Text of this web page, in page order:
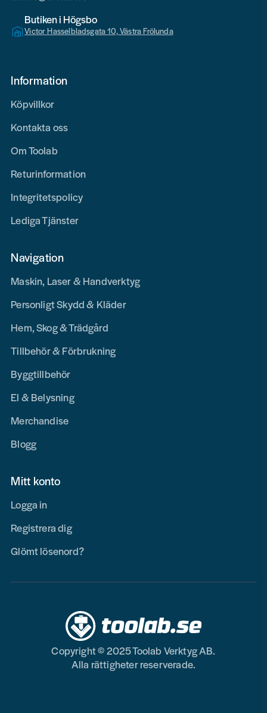
Butiken i Högsbo
Victor Hasselbladsgata 10, Västra Frölunda
Information
Köpvillkor
Kontakta oss
Om Toolab
Returinformation
Integritetspolicy
Lediga Tjänster
Navigation
Maskin, Laser & Handverktyg
Personligt Skydd & Kläder
Hem, Skog & Trädgård
Tillbehör & Förbrukning
Byggtillbehör
El & Belysning
Merchandise
Blogg
Mitt konto
Logga in
Registrera dig
Glömt lösenord?
Copyright © 2025 Toolab Verktyg AB.
Alla rättigheter reserverade.